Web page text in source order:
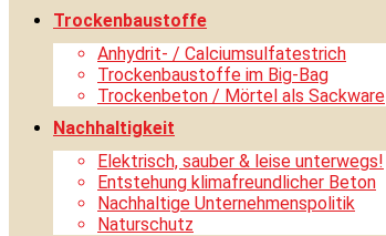
Trockenbaustoffe
Anhydrit- / Calciumsulfatestrich
Trockenbaustoffe im Big-Bag
Trockenbeton / Mörtel als Sackware
Nachhaltigkeit
Elektrisch, sauber & leise unterwegs!
Entstehung klimafreundlicher Beton
Nachhaltige Unternehmenspolitik
Naturschutz